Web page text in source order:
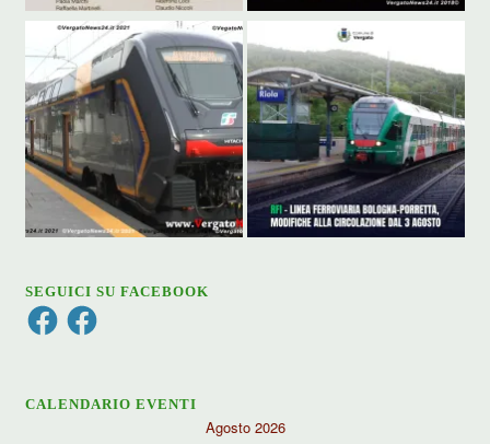
SEGUICI SU FACEBOOK
FacebookFacebook
CALENDARIO EVENTI
Agosto 2026